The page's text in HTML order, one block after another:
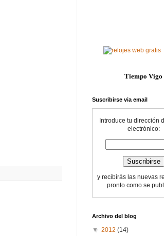
Tiempo Vigo
Suscribirse via email
Introduce tu dirección
electrónico:
y recibirás las nuevas
pronto como se
Archivo del blog
▼ 2012 (14)